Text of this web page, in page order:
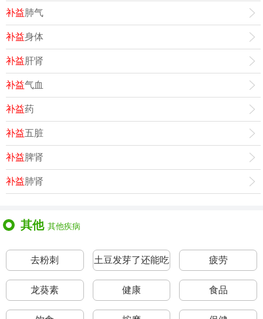
补益肺气
补益身体
补益 肝肾
补益气血
补益药
补益五脏
补益脾肾
补益肺肾
其他 其他疾病
去粉刺
土豆发芽了还能吃
吗
疲劳
龙葵素 健康 食品